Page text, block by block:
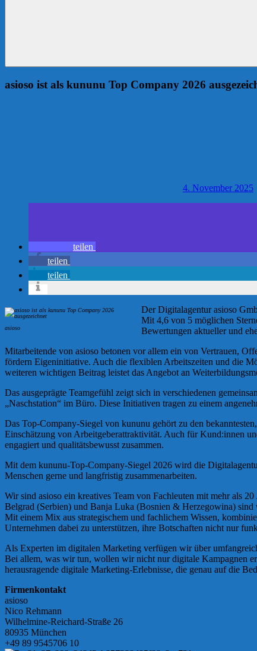
asioso ist als kununu Top Company 2026
4. November 2025
teilen
teilen
teilen
asioso
Der Digitalagentur asioso
Mit 4,6 von 5 möglichen
Bewertungen aktueller und
Mitarbeitende von asioso betonen vor allem ein von Vertrauen,
fördern Eigeninitiative. Auch die flexiblen Arbeitszeiten und die
weiteren wichtigen Beitrag leistet das Angebot an
Das ausgeprägte Teamgefühl zeigt sich in verschiedenen
„Naschstation“ im Büro. Diese Initiativen tragen zu einem
Das Top-Company-Siegel von kununu gehört zu den
Einschätzung von Arbeitgeberattraktivität. Auch für Kund:innen
engagiert und qualitätsbewusst zusammen.
Mit dem kununu-Top-Company-Siegel 2026 wird die
Menschen gerne und langfristig zusammenarbeiten.
Wir sind asioso ein kreatives Team von Fachleuten mit mehr als
Belgrad (Serbien) und Banja Luka (Bosnien & Herzegowina) sind
Mit einem Mix aus strategischem und fachlichem Wissen,
Unternehmen dabei zu unterstützen, ihre Botschaften nicht nur
Als Experten im digitalen Marketing verfügen wir über
Bei allem, was wir tun, wollen wir nicht nur digitale Kampagnen
herausragende digitale Marketing-Erlebnisse, die genau auf die
Firmenkontakt
asioso
Nico Rehmann
Wilhelmine-Reichard-Straße 26
80935 München
+49 89 9545706 10